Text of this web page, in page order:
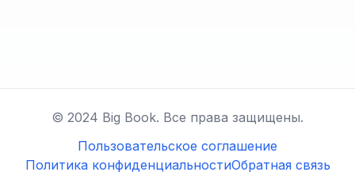
© 2024 Big Book. Все права защищены.
Пользовательское соглашение
Политика конфиденциальностиОбратная связь